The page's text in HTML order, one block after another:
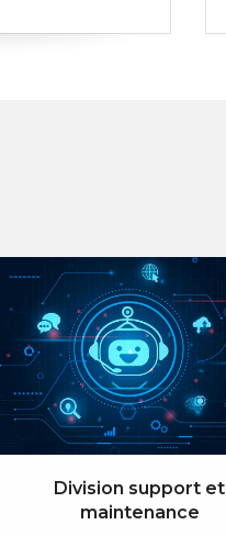
Division support et
maintenance